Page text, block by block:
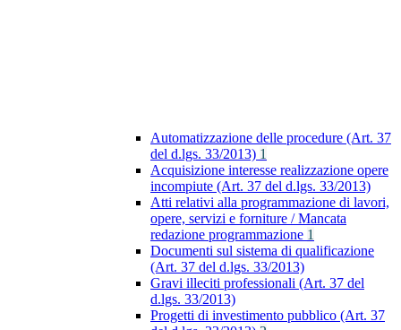
Automatizzazione delle procedure (Art. 37
del d.lgs. 33/2013) 1
Acquisizione interesse realizzazione opere
incompiute (Art. 37 del d.lgs. 33/2013)
Atti relativi alla programmazione di lavori,
opere, servizi e forniture / Mancata
redazione programmazione 1
Documenti sul sistema di qualificazione
(Art. 37 del d.lgs. 33/2013)
Gravi illeciti professionali (Art. 37 del
d.lgs. 33/2013)
Progetti di investimento pubblico (Art. 37